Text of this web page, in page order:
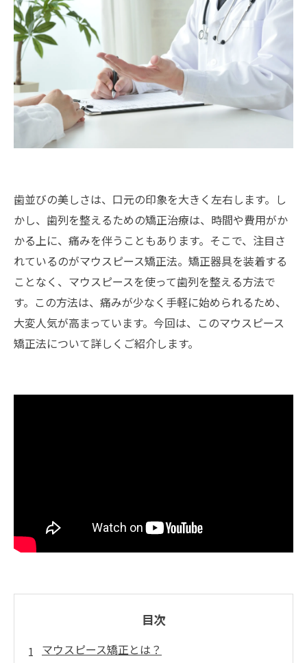
歯並びの美しさは、口元の印象を大きく左右します。し
かし、歯列を整えるための矯正治療は、時間や費用がか
かる上に、痛みを伴うこともあります。そこで、注目さ
れているのがマウスピース矯正法。矯正器具を装着する
ことなく、マウスピースを使って歯列を整える方法で
す。この方法は、痛みが少なく手軽に始められるため、
大変人気が高まっています。今回は、このマウスピース
矯正法について詳しくご紹介します。
目次
マウスピース矯正とは？